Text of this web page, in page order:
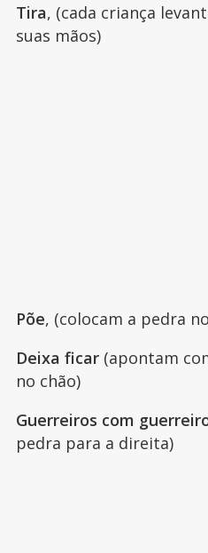
Tira, (cada criança
suas mãos)
Põe, (colocam a pedra
Deixa ficar(apontam
no chão)
Guerreiros com
pedra para a direita)